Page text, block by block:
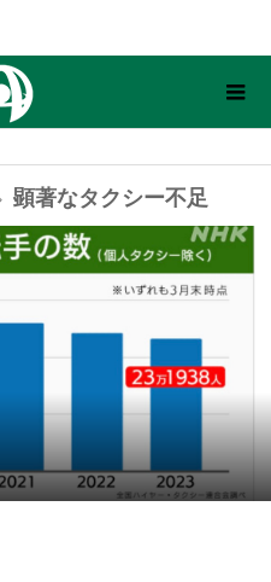
顕著なタクシー不足